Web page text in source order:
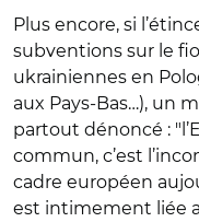
Plus encore, si
subventions sur le
ukrainiennes en
aux Pays-Bas…), un
partout dénoncé :
commun, c’est
cadre européen
est intimement liée